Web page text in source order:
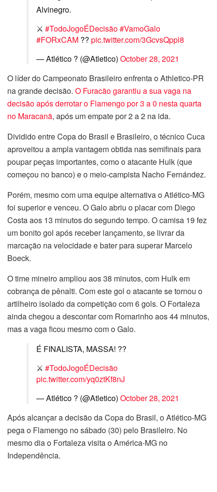
Alvinegro.
⚔️ #TodoJogoÉDecisão#VamoGalo
#FORxCAM ??️ pic.twitter.com/3GcvsQppl8
— Atlético ? (@Atletico) October 28, 2021
O líder do Campeonato Brasileiro enfrenta o Athletico-PR
na grande decisão. O Furacão garantiu a sua vaga na
decisão após derrotar o Flamengo por 3 a 0 nesta quarta
no Maracanã, após um empate por 2 a 2 na ida.
Dividido entre Copa do Brasil e Brasileiro, o técnico Cuca
aproveitou a ampla vantagem obtida nas semifinais para
poupar peças importantes, como o atacante Hulk (que
começou no banco) e o meio-campista Nacho Fernández.
Porém, mesmo com uma equipe alternativa o Atlético-MG
foi superior e venceu. O Galo abriu o placar com Diego
Costa aos 13 minutos do segundo tempo. O camisa 19 fez
um bonito gol após receber lançamento, se livrar da
marcação na velocidade e bater para superar Marcelo
Boeck.
O time mineiro ampliou aos 38 minutos, com Hulk em
cobrança de pênalti. Com este gol o atacante se tornou o
artilheiro isolado da competição com 6 gols. O Fortaleza
ainda chegou a descontar com Romarinho aos 44 minutos,
mas a vaga ficou mesmo com o Galo.
É FINALISTA, MASSA! ??
⚔️ #TodoJogoÉDecisão
pic.twitter.com/yq0ztKf8nJ
— Atlético ? (@Atletico) October 28, 2021
Após alcançar a decisão da Copa do Brasil, o Atlético-MG
pega o Flamengo no sábado (30) pelo Brasileiro. No
mesmo dia o Fortaleza visita o América-MG no
Independência.